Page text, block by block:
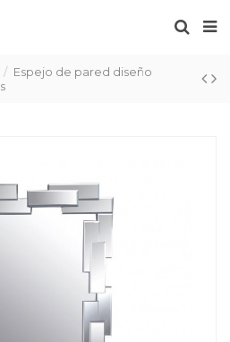
Espejo de pared diseño